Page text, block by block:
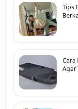
Tips
Cara
Agar